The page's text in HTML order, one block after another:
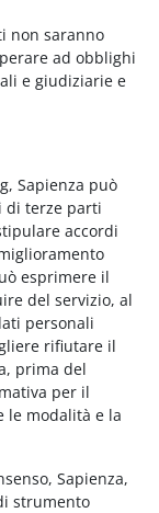
non saranno
ad obblighi
e giudiziarie e
Sapienza può
di terze parti
accordi
esprimere il
del servizio, al
personali
rifiutare il
prima del
per il
le modalità e la
Sapienza,
strumento